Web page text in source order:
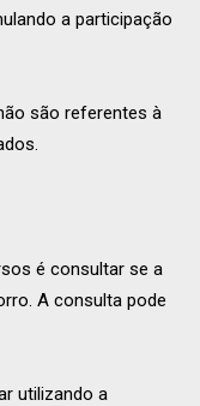
a participação
são referentes à
é consultar se a
A consulta pode
utilizando a